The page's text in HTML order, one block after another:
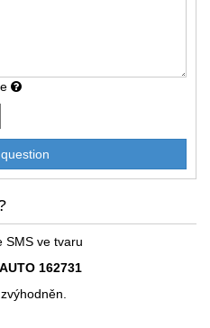
SMS ve tvaru
162731